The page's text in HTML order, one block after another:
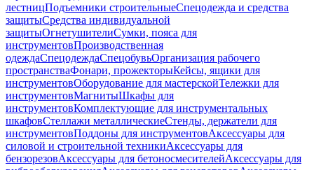
лестницПодъемники строительныеСпецодежда и средства
защитыСредства индивидуальной
защитыОгнетушителиСумки, пояса для
инструментовПроизводственная
одеждаСпецодеждаСпецобувьОрганизация рабочего
пространстваФонари, прожекторыКейсы, ящики для
инструментовОборудование для мастерскойТележки для
инструментовМагнитыШкафы для
инструментовКомплектующие для инструментальных
шкафовСтеллажи металлическиеСтенды, держатели для
инструментовПоддоны для инструментовАксессуары для
силовой и строительной техникиАксессуары для
бензорезовАксессуары для бетоносмесителейАксессуары для